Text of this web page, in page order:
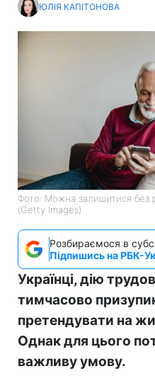
ЮЛІЯ КАПІТОНОВА
Фото: Можна залишитися без
(Getty Images)
Розбираємося в
Підпишись на РБК-
Українці, дію
тимчасово
претендувати на
Однак для цього
важливу умову.